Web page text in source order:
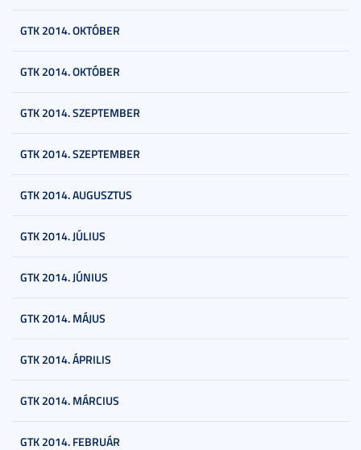
GTK 2014. OKTÓBER
GTK 2014. OKTÓBER
GTK 2014. SZEPTEMBER
GTK 2014. SZEPTEMBER
GTK 2014. AUGUSZTUS
GTK 2014. JÚLIUS
GTK 2014. JÚNIUS
GTK 2014. MÁJUS
GTK 2014. ÁPRILIS
GTK 2014. MÁRCIUS
GTK 2014. FEBRUÁR